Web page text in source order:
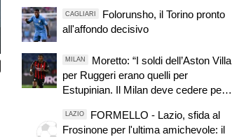
CAGLIARI
Folorunsho, il Torino pronto
all'affondo decisivo
MILAN
Moretto: “I soldi dell’Aston Villa
per Ruggeri erano quelli per
Estupinian. Il Milan deve cedere per
LAZIO
FORMELLO - Lazio, sfida al
Frosinone per l'ultima amichevole: il